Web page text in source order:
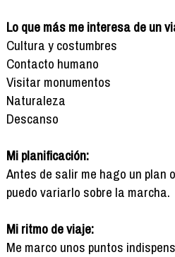
Lo que más me interesa de un
Cultura y costumbres
Contacto humano
Visitar monumentos
Naturaleza
Descanso
Mi planificación:
Antes de salir me hago un plan
puedo variarlo sobre la marcha.
Mi ritmo de viaje:
Me marco unos puntos